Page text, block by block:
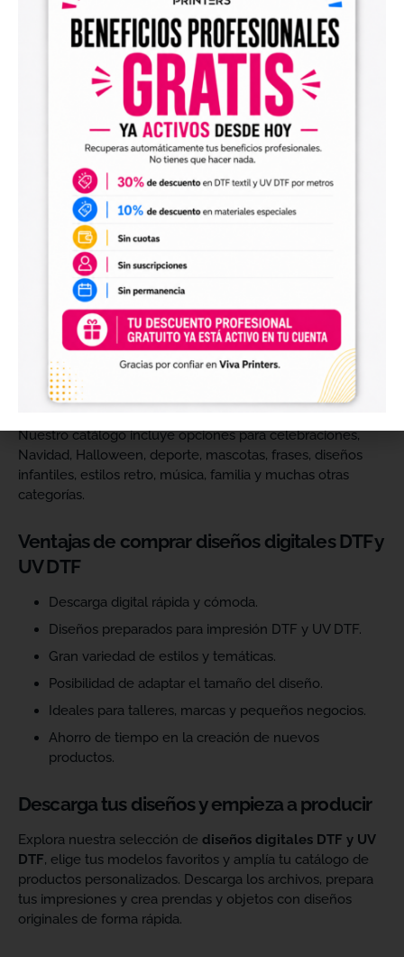
Diseños digitales para impresión UV DTF
También encontrarás diseños digitales para UV DTF
perfectos para personalizar vasos, botellas, termos, cajas,
envases, artículos promocionales y otras superficies rígidas
Estos diseños permiten incorporar nuevas opciones a tu
catálogo de personalización de objetos y preparar
producciones propias utilizando tu impresora UV DTF o tu
proveedor habitual de impresión.
Archivos digitales para negocios de
personalización
Comprar diseños digitales es una solución práctica para
profesionales que quieren ahorrar tiempo, renovar su
catálogo y ofrecer más variedad de productos a sus
clientes. Podrás escoger diseños de diferentes estilos,
temáticas, temporadas y públicos.
Nuestro catálogo incluye opciones para celebraciones,
Navidad, Halloween, deporte, mascotas, frases, diseños
infantiles, estilos retro, música, familia y muchas otras
categorías.
Ventajas de comprar diseños digitales DTF y
UV DTF
Descarga digital rápida y cómoda.
Diseños preparados para impresión DTF y UV DTF.
Gran variedad de estilos y temáticas.
Posibilidad de adaptar el tamaño del diseño.
Ideales para talleres, marcas y pequeños negocios.
Ahorro de tiempo en la creación de nuevos
productos.
Descarga tus diseños y empieza a producir
Explora nuestra selección de diseños digitales DTF y UV
DTF, elige tus modelos favoritos y amplía tu catálogo de
productos personalizados. Descarga los archivos, prepara
tus impresiones y crea prendas y objetos con diseños
originales de forma rápida.